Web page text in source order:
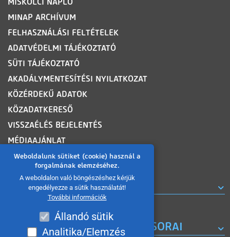
Weboldalunk sütiket (cookie) használ a
forgalmának elemzéséhez.
A weboldalon való böngészéshez kérjük
engedélyezze a sütik használatát!
További információk
Állandó sütik
Analitika/Elemzés
MINAP ARCHÍVUM
FELHASZNÁLÁSI FELTÉTELEK
ADATVÉDELMI TÁJÉKOZTATÓ
SÜTI TÁJÉKOZTATÓ
AKADÁLYMENTESÍTÉSI NYILATKOZAT
KÖZÉRDEKŰ ADATOK
KÖZADATKERESŐ
VISSZAÉLÉS BEJELENTÉS
MÉDIAAJÁNLAT
OLDALTÉRKÉP
ROVATOK
A MISKOLC TV KORÁBBI MŰSORAI